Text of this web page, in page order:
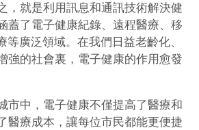
，就是利用訊息和通訊技術解決健
蓋了電子健康紀錄、遠程醫療、移
等廣泛領域。在我們日益老齡化、
強的社會裏，電子健康的作用愈發
市中，電子健康不僅提高了醫療和
醫療成本，讓每位市民都能更便捷